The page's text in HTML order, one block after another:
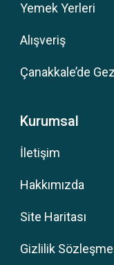
Yemek Yerleri
Alışveriş
Çanakkale’de
Kurumsal
İletişim
Hakkımızda
Site Haritası
Gizlilik